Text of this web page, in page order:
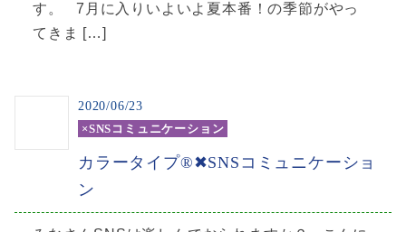
す。 7月に入りいよいよ夏本番！の季節がやっ
てきま […]
2020/06/23
×SNSコミュニケーション
カラータイプ®✖SNSコミュニケーショ
ン